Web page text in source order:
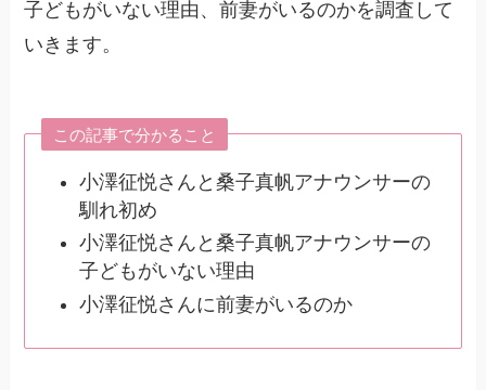
子どもがいない理由、前妻がいるのかを調査して
いきます。
この記事で分かること
小澤征悦さんと桑子真帆アナウンサーの
馴れ初め
小澤征悦さんと桑子真帆アナウンサーの
子どもがいない理由
小澤征悦さんに前妻がいるのか